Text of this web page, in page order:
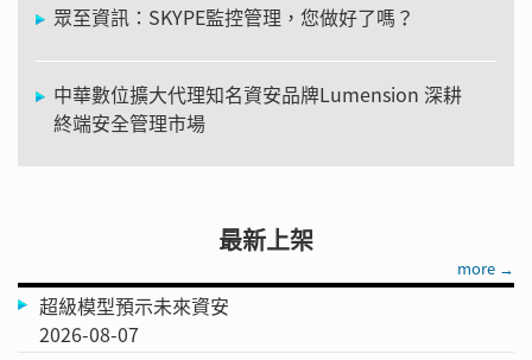
眾至資訊：SKYPE監控管理，您做好了嗎？
中華數位擴大代理知名資安品牌Lumension 深耕
終端安全管理市場
最新上架
more →
超級模型預示未來資安
2026-08-07